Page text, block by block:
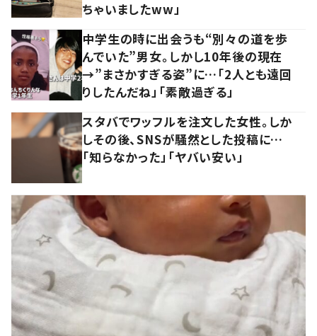
ちゃいましたww」
中学生の時に出会うも“別々の道を歩
んでいた”男女。しかし10年後の現在
→”まさかすぎる姿”に…「2人とも遠回
りしたんだね」「素敵過ぎる」
スタバでワッフルを注文した女性。しか
しその後、SNSが騒然とした投稿に…
「知らなかった」「ヤバい安い」